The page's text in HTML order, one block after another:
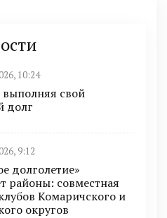
10:24
выполняя свой
долг
9:12
долголетие»
районы: совместная
Комаричского и
округов